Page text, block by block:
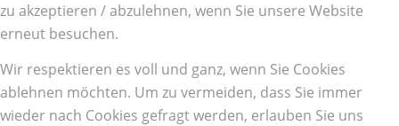
zu akzeptieren / abzulehnen, wenn Sie unsere Website
erneut besuchen.
Wir respektieren es voll und ganz, wenn Sie Cookies
ablehnen möchten. Um zu vermeiden, dass Sie immer
wieder nach Cookies gefragt werden, erlauben Sie uns